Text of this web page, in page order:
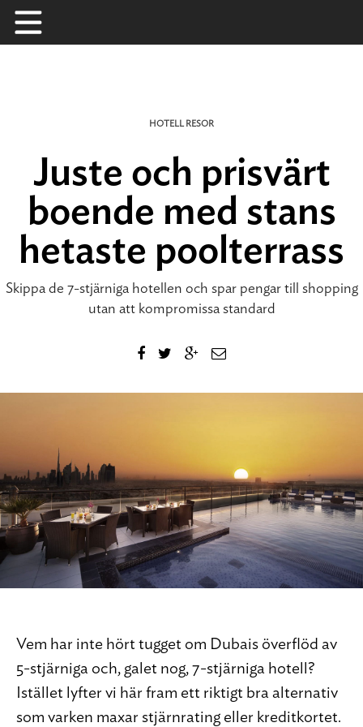
Skip
to
HOTELL RESOR
Juste och prisvärt
boende med stans
hetaste poolterrass
Skippa de 7-stjärniga hotellen och spar pengar till shopping
utan att kompromissa standard
Vem har inte hört tugget om Dubais överflöd av
5-stjärniga och, galet nog, 7-stjärniga hotell?
Istället lyfter vi här fram ett riktigt bra alternativ
som varken maxar stjärnrating eller kreditkortet.